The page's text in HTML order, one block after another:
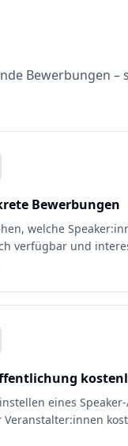
Bewerbungen –
Bewerbungen
welche
verfügbar und
eines
Veranstalter:innen